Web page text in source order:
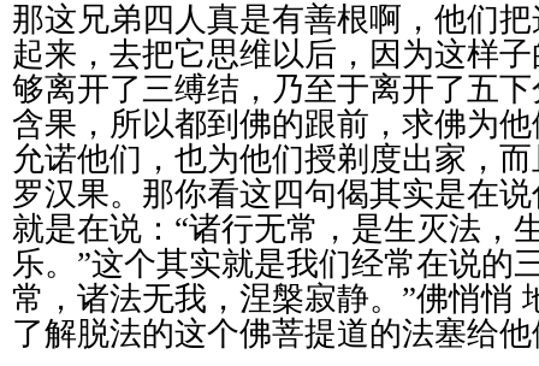
那这兄弟四人真是有善根啊，他们
起来，去把它思维以后，因为这样
够离开了三缚结，乃至于离开了五
含果，所以都到佛的跟前，求佛为
允诺他们，也为他们授剃度出家，
罗汉果。那你看这四句偈其实是在说
就是在说： “诸行无常，是生灭法，
乐。 ”这个其实就是我们经常在说的
常，诸法无我，涅槃寂静。 ”佛悄悄
了解脱法的这个佛菩提道的法塞给